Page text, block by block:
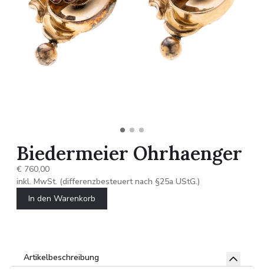
Biedermeier Ohrhaenger
€ 760,00
inkl. MwSt. (differenzbesteuert nach §25a UStG.)
In den Warenkorb
Artikelbeschreibung